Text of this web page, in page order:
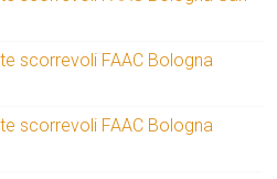
scorrevoli FAAC Bologna
scorrevoli FAAC Bologna